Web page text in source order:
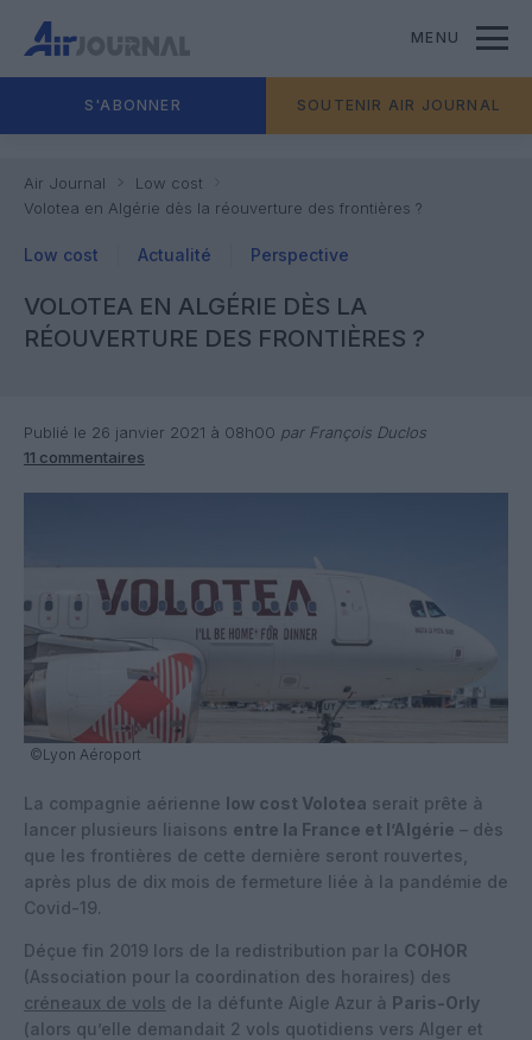
MENU
S'ABONNER SOUTENIR AIR JOURNAL
Air Journal
Low cost
Volotea en Algérie dès la réouverture des frontières ?
Low cost Actualité Perspective
VOLOTEA EN ALGÉRIE DÈS LA
RÉOUVERTURE DES FRONTIÈRES ?
Publié le 26 janvier 2021 à 08h00 par François Duclos
11 commentaires
©Lyon Aéroport
La compagnie aérienne low cost Volotea serait prête à
lancer plusieurs liaisons entre la France et l’Algérie – dès
que les frontières de cette dernière seront rouvertes,
après plus de dix mois de fermeture liée à la pandémie de
Covid-19.
Déçue fin 2019 lors de la redistribution par la COHOR
(Association pour la coordination des horaires) des
créneaux de vols de la défunte Aigle Azur à Paris-Orly
(alors qu’elle demandait 2 vols quotidiens vers Alger et